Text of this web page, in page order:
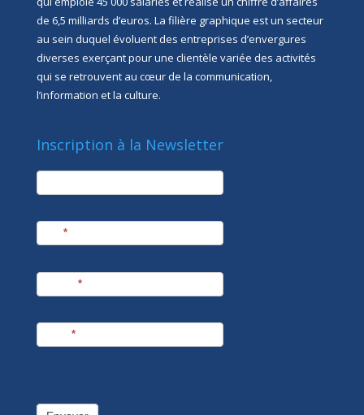
de 6,5 milliards d’euros. La filière graphique est un secteur
au sein duquel évoluent des entreprises d’envergures
diverses exerçant pour une clientèle variée des activités
qui se retrouvent au cœur de la communication,
l’information et la culture.
Inscription à la Newsletter
newsletter
*
*
*